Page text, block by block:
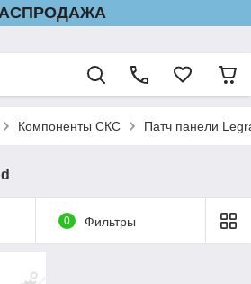
Компоненты СКС Патч панели
0 Фильтры